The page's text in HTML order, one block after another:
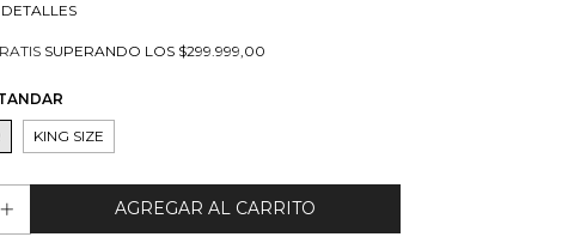
SUPERANDO LOS $299.999,00
KING SIZE